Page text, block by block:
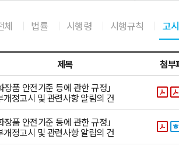
체 법률 시행령 시행규칙 고시
제목 첨부
장품 안전기준 등에 관한 규정」
개정고시 및 관련사항 알림의 건
장품 안전기준 등에 관한 규정」
개정고시 및 관련사항 알림의 건